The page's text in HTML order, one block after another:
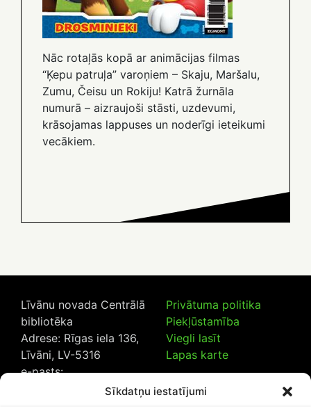
Sīkdatņu iestatījumi
Nāc rotaļās kopā ar animācijas filmas
“Ķepu patruļa” varoņiem – Skaju, Maršalu,
Zumu, Čeisu un Rokiju! Katrā žurnāla
numurā – aizraujoši stāsti, uzdevumi,
krāsojamas lappuses un noderīgi ieteikumi
vecākiem.
Līvānu novada Centrālā
bibliotēka
Adrese: Rīgas iela 136,
Līvāni, LV-5316
e-pasts:
Privātuma politika
Piekļūstamība
Viegli lasīt
Lapas karte